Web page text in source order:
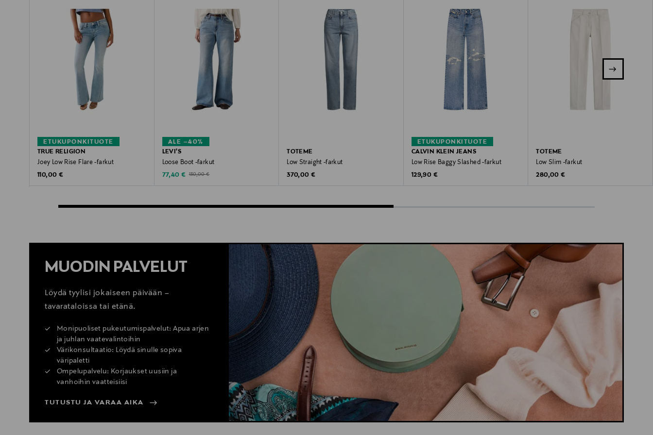
ETUKUPONKITUOTE
TRUE RELIGION
Joey Low Rise Flare -farkut
Original Price
110,00 €
ALE –40%
LEVI'S
Loose Boot -farkut
Discounted Price
77,40 € Original Price
130,00 €
TOTEME
Low Straight -farkut
Original Price
370,00 €
ETUKUPONKITUOTE
CALVIN KLEIN JEANS
Low Rise Baggy Slashed -farkut
Original Price
129,90 €
TOTEME
Low Slim -farkut
Original Price
280,00 €
MUODIN PALVELUT
Löydä tyylisi jokaiseen päivään –
tavarataloissa tai etänä.
Monipuoliset pukeutumispalvelut: Apua arjen
ja juhlan vaatevalintoihin
Värikonsultaatio: Löydä sinulle sopiva
väripaletti
Ompelupalvelu: Korjaukset uusiin ja
vanhoihin vaatteisiisi
TUTUSTU JA VARAA AIKA